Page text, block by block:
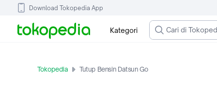
Download Tokopedia App
Kategori
Tokopedia Tutup Bensin Datsun Go